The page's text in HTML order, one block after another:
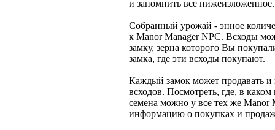
и запомнить все нижеизложенное.
Собранный урожай - энное
к Manor Manager NPC. Всходы
замку, зерна которого Вы
замка, где эти всходы покупают.
Каждый замок может продавать и
всходов. Посмотреть, где, в
семена можно у все тех же
информацию о покупках и